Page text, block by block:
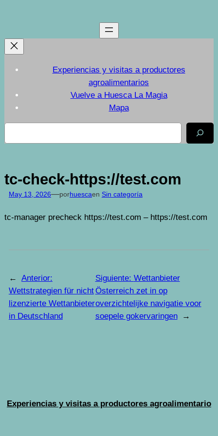
Experiencias y visitas a productores
agroalimentarios
Vuelve a Huesca La Magia
Mapa
Buscar
tc-check-https://test.com
May 13, 2026—porhuescaen Sin categoría
tc-manager precheck https://test.com – https://test.com
←
Anterior:
Wettstrategien für nicht
lizenzierte Wettanbieter
in Deutschland
Siguiente: Wettanbieter
Österreich zet in op
overzichtelijke navigatie voor
soepele gokervaringen
→
Experiencias y visitas a productores agroalimentario